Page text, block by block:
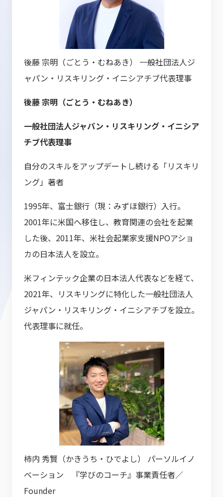
後藤 宗明（ごとう・むねあき） 一般社団法人ジ
ャパン・リスキリング・イニシアチブ代表理事
後藤 宗明（ごとう・むねあき）
一般社団法人ジャパン・リスキリング・イニシア
チブ代表理事
自分のスキルをアップデートし続ける「リスキリ
ング」著者
1995年、富士銀行（現：みずほ銀行）入行。
2001年に米国へ移住し、教育関連の会社を起業
した後、2011年、米社会起業家支援NPOアショ
カの日本法人を設立。
米フィンテック企業の日本法人代表などを経て、
2021年、リスキリングに特化した一般社団法人
ジャパン・リスキリング・イニシアチブを設立。
代表理事に就任。
柿内 秀賢（かきうち・ひでよし） パーソルイノ
ベーション 『学びのコーチ』事業責任者／
Founder